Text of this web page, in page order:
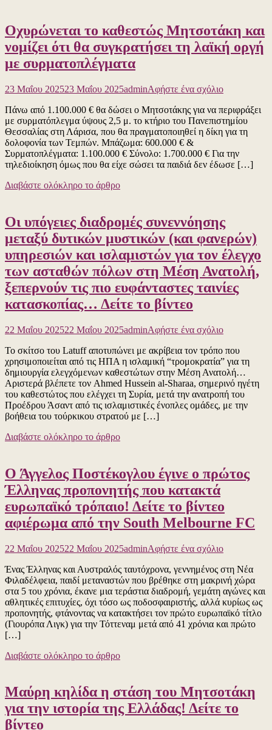
κόμματος
που
εκπροσωπεί,
βίντεο
Οχυρώνεται το καθεστώς Μητσοτάκη και
νομίζει ότι θα συγκρατήσει τη λαϊκή οργή
με συρματοπλέγματα
23 Μαΐου 202523 Μαΐου 2025adminΑφήστε ένα σχόλιογια
Οχυρώνεται
το
καθεστώς
και
νομίζει
λαϊκή
οργή
με
Πάνω από 1.100.000 € θα δώσει ο Μητσοτάκης για να περιφράξει
με συρματόπλεγμα ύψους 2,5 μ. το κτήριο του Πανεπιστημίου
Θεσσαλίας στη Λάρισα, που θα πραγματοποιηθεί η δίκη για τη
δολοφονία των Τεμπών. Μπάζωμα: 600.000 € &
Συρματοπλέγματα: 1.100.000 € Σύνολο: 1.700.000 € Για την
τηλεδιοίκηση όμως που θα είχε σώσει τα παιδιά δεν έδωσε […]
Διαβάστε ολόκληρο το άρθρο
Οι υπόγειες διαδρομές συνεννόησης
μεταξύ δυτικών μυστικών (και φανερών)
υπηρεσιών και ισλαμιστών για τον έλεγχο
των ασταθών πόλων στη Μέση Ανατολή,
ξεπερνούν τις πιο ευφάνταστες ταινίες
κατασκοπίας… Δείτε το βίντεο
22 Μαΐου 202522 Μαΐου 2025adminΑφήστε ένα σχόλιογια
Οι
υπόγειες
διαδρομές
μεταξύ
δυτικών
ισλαμιστών
για
έλεγχο
των
ασταθών
στη
Ανατολή,
ξεπερνούν
τις
πιο
ευφάνταστες
ταινίες
Το σκίτσο του Latuff αποτυπώνει με ακρίβεια τον τρόπο που
χρησιμοποιείται από τις ΗΠΑ η ισλαμική “τρομοκρατία” για τη
δημιουργία ελεγχόμενων καθεστώτων στην Μέση Ανατολή…
Αριστερά βλέπετε τον Ahmed Hussein al-Sharaa, σημερινό ηγέτη
του καθεστώτος που ελέγχει τη Συρία, μετά την ανατροπή του
Προέδρου Άσαντ από τις ισλαμιστικές ένοπλες ομάδες, με την
βοήθεια του τούρκικου στρατού με […]
Διαβάστε ολόκληρο το άρθρο
Ο Άγγελος Ποστέκογλου έγινε ο πρώτος
Έλληνας προπονητής που κατακτά
ευρωπαϊκό τρόπαιο! Δείτε το βίντεο
αφιέρωμα από την South Melbourne FC
22 Μαΐου 202522 Μαΐου 2025adminΑφήστε ένα σχόλιογια
Ο
Άγγελος
έγινε
ο
πρώτος
τρόπαιο!
Δείτε
το
Ένας Έλληνας και Αυστραλός ταυτόχρονα, γεννημένος στη Νέα
Φιλαδέλφεια, παιδί μεταναστών που βρέθηκε στη μακρινή χώρα
στα 5 του χρόνια, έκανε μια τεράστια διαδρομή, γεμάτη αγώνες και
αθλητικές επιτυχίες, όχι τόσο ως ποδοσφαιριστής, αλλά κυρίως ως
προπονητής, φτάνοντας να κατακτήσει τον πρώτο ευρωπαϊκό τίτλο
(Γιουρόπα Λιγκ) για την Τόττεναμ μετά από 41 χρόνια και πρώτο
[…]
Διαβάστε ολόκληρο το άρθρο
Μαύρη κηλίδα η στάση του Μητσοτάκη
για την ιστορία της Ελλάδας! Δείτε το
βίντεο